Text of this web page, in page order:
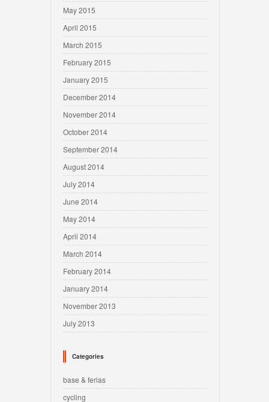
May 2015
April 2015
March 2015
February 2015
January 2015
December 2014
November 2014
October 2014
September 2014
August 2014
July 2014
June 2014
May 2014
April 2014
March 2014
February 2014
January 2014
November 2013
July 2013
Categories
base & ferias
cycling